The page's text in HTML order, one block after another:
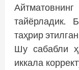
тайёрладик.
таҳрир
Шу сабабли
иккала